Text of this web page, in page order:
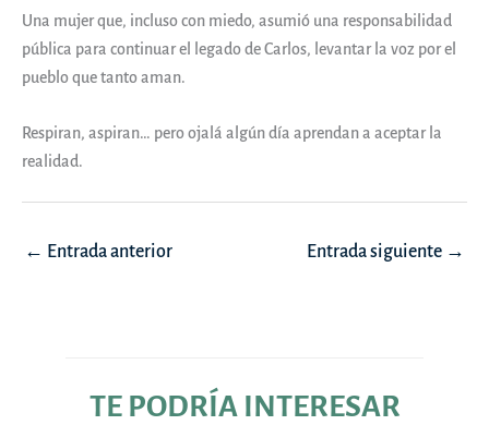
Una mujer que, incluso con miedo, asumió una responsabilidad
pública para continuar el legado de Carlos, levantar la voz por el
pueblo que tanto aman.
Respiran, aspiran… pero ojalá algún día aprendan a aceptar la
realidad.
Navegación
← Entrada anterior Entrada siguiente →
TE PODRÍA INTERESAR